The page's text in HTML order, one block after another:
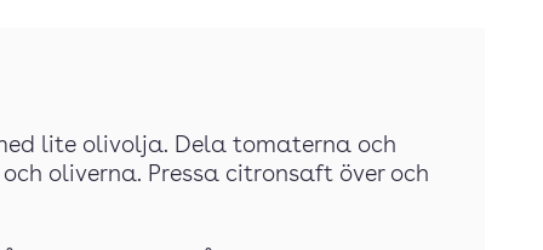
lite olivolja. Dela tomaterna och
oliverna. Pressa citronsaft över och